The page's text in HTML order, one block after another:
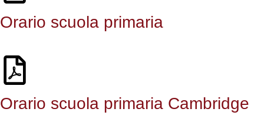
Orario scuola primaria
Orario scuola primaria Cambridge